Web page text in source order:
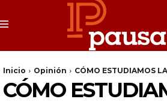
Inicio Opinión CÓMO ESTUDIAMOS
CÓMO